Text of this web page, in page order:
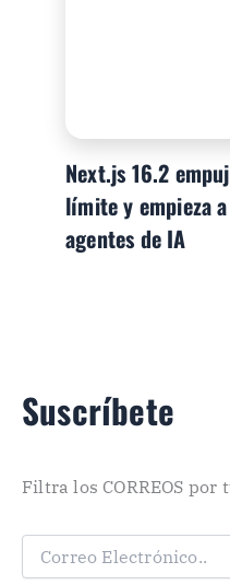
Next.js 16.2
límite y empieza
agentes de IA
Suscríbete
Filtra los CORREOS por
C